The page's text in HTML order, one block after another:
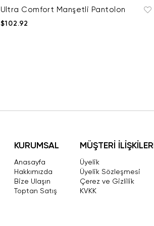
Ultra Comfort Manşetli Pantolon
$102.92
KURUMSAL
Anasayfa
Hakkımızda
Bize Ulaşın
Toptan Satış
MÜŞTERİ İLİŞKİLERİ
Üyelik
Üyelik Sözleşmesi
Çerez ve Gizlilik
KVKK